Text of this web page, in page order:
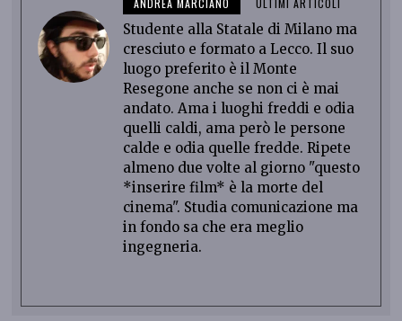
ANDREA MARCIANÒ ULTIMI ARTICOLI
Studente alla Statale di Milano ma
cresciuto e formato a Lecco. Il suo
luogo preferito è il Monte
Resegone anche se non ci è mai
andato. Ama i luoghi freddi e odia
quelli caldi, ama però le persone
calde e odia quelle fredde. Ripete
almeno due volte al giorno "questo
*inserire film* è la morte del
cinema". Studia comunicazione ma
in fondo sa che era meglio
ingegneria.